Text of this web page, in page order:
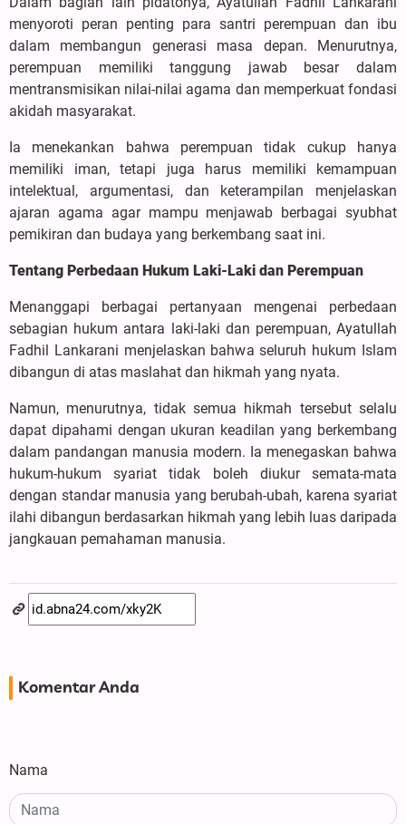
menyoroti peran penting para santri perempuan dan ibu
dalam membangun generasi masa depan. Menurutnya,
perempuan memiliki tanggung jawab besar dalam
mentransmisikan nilai-nilai agama dan memperkuat fondasi
akidah masyarakat.
Ia menekankan bahwa perempuan tidak cukup hanya
memiliki iman, tetapi juga harus memiliki kemampuan
intelektual, argumentasi, dan keterampilan menjelaskan
ajaran agama agar mampu menjawab berbagai syubhat
pemikiran dan budaya yang berkembang saat ini.
Tentang Perbedaan Hukum Laki-Laki dan Perempuan
Menanggapi berbagai pertanyaan mengenai perbedaan
sebagian hukum antara laki-laki dan perempuan, Ayatullah
Fadhil Lankarani menjelaskan bahwa seluruh hukum Islam
dibangun di atas maslahat dan hikmah yang nyata.
Namun, menurutnya, tidak semua hikmah tersebut selalu
dapat dipahami dengan ukuran keadilan yang berkembang
dalam pandangan manusia modern. Ia menegaskan bahwa
hukum-hukum syariat tidak boleh diukur semata-mata
dengan standar manusia yang berubah-ubah, karena syariat
ilahi dibangun berdasarkan hikmah yang lebih luas daripada
jangkauan pemahaman manusia.
Komentar Anda
Nama